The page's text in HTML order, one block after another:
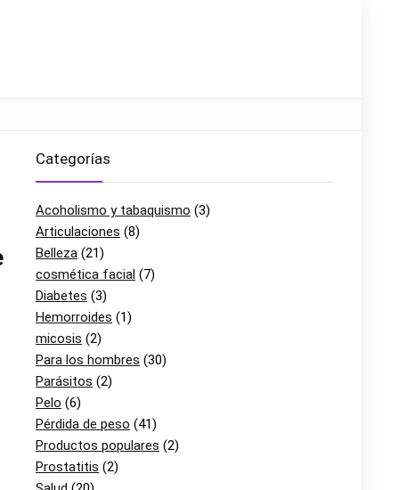
Categorías
Acoholismo y tabaquismo (3)
Articulaciones (8)
Belleza (21)
cosmética facial (7)
Diabetes (3)
Hemorroides (1)
micosis (2)
Para los hombres (30)
Parásitos (2)
Pelo (6)
Pérdida de peso (41)
Productos populares (2)
Prostatitis (2)